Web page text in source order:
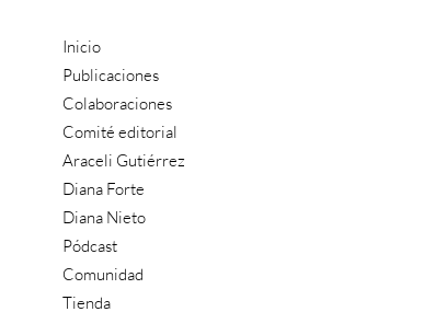
Inicio
Publicaciones
Colaboraciones
Comité editorial
Araceli Gutiérrez
Diana Forte
Diana Nieto
Pódcast
Comunidad
Tienda